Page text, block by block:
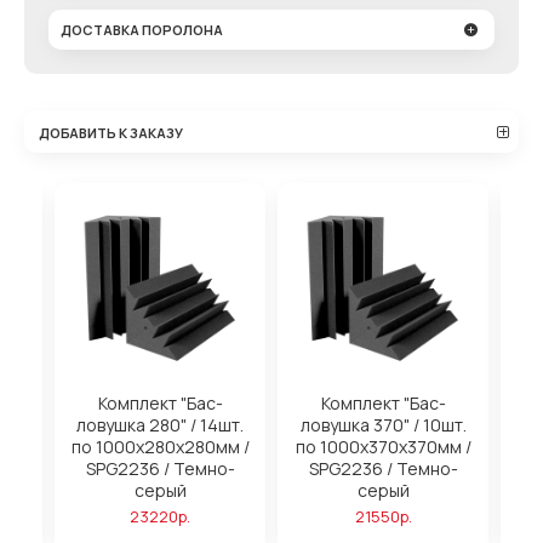
ДОСТАВКА ПОРОЛОНА
ДОБАВИТЬ К ЗАКАЗУ
Комплект "Бас-
ловушка 280" / 14шт.
по 1000х280х280мм /
SPG2236 / Темно-
серый
23220р.
Комплект "Бас-
ловушка 370" / 10шт.
по 1000х370х370мм /
SPG2236 / Темно-
серый
21550р.